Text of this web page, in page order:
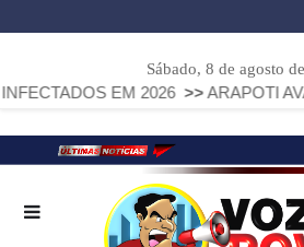
Sábado, 8 de agosto
EM 2026 >>ARAPOTI AVANÇA NA